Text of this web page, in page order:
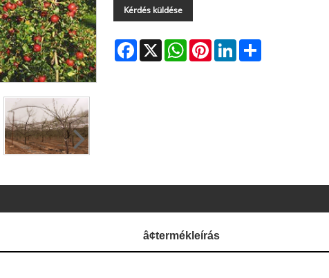
Kérdés küldése
Facebook
X WhatsAppPinterestLinkedIn
â¢termékleírás